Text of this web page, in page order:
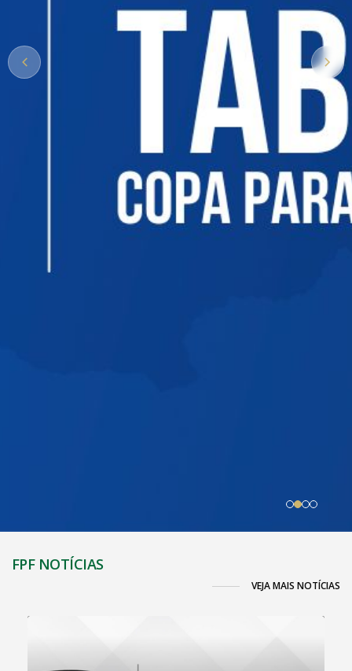
FPF NOTÍCIAS
VEJA MAIS NOTÍCIAS